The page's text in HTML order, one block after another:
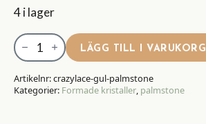
4 i lager
Crazy
Lace
Agat-
Palmstone
LÄGG TILL I VARUKORG
Artikelnr:crazylace-gul-palmstone
Kategorier: Formade kristaller, palmstone